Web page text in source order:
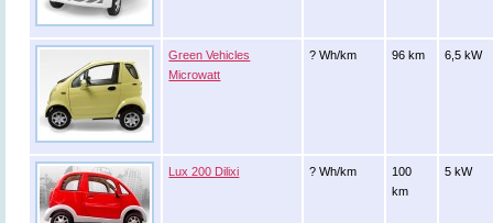
Green Vehicles
Microwatt
? Wh/km 96 km 6,5 kW
Lux 200 Dilixi ? Wh/km
100
km
5 kW